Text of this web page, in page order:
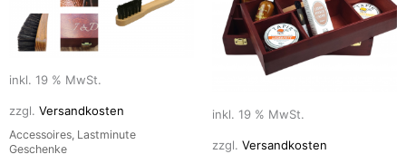
inkl. 19 % MwSt.
zzgl. Versandkosten
Accessoires, Lastminute
Geschenke
inkl. 19 % MwSt.
zzgl. Versandkosten